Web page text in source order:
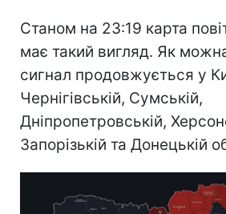
Станом на 23:19 карта
має такий вигляд. Як
сигнал продовжується у
Чернігівській, Сумській,
Дніпропетровській,
Запорізькій та Донецькій